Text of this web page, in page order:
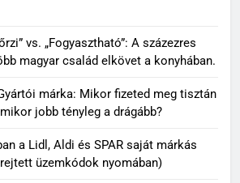
vs. „Fogyasztható”: A százezres
magyar család elkövet a konyhában.
márka: Mikor fizeted meg tisztán
jobb tényleg a drágább?
a Lidl, Aldi és SPAR saját márkás
üzemkódok nyomában)